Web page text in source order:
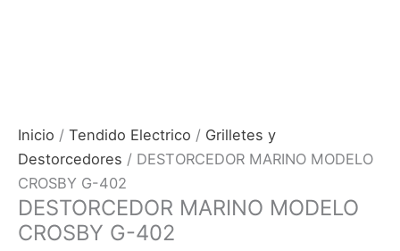
Inicio / Tendido Electrico / Grilletes y
Destorcedores / DESTORCEDOR MARINO MODELO
CROSBY G-402
DESTORCEDOR MARINO MODELO
CROSBY G-402